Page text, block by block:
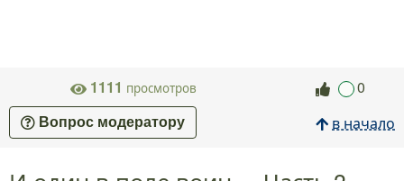
1111 просмотров 0
Вопрос модератору в начало